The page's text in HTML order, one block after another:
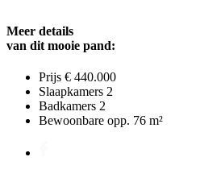
Meer details
van dit mooie pand:
Prijs € 440.000
Slaapkamers 2
Badkamers 2
Bewoonbare opp. 76 m²